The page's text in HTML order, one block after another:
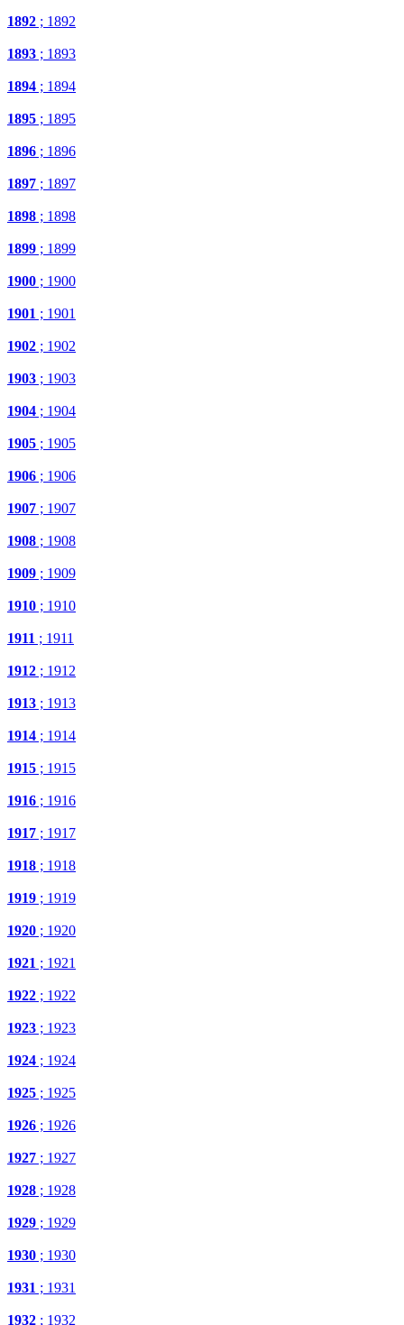
1892 ; 1892
1893 ; 1893
1894 ; 1894
1895 ; 1895
1896 ; 1896
1897 ; 1897
1898 ; 1898
1899 ; 1899
1900 ; 1900
1901 ; 1901
1902 ; 1902
1903 ; 1903
1904 ; 1904
1905 ; 1905
1906 ; 1906
1907 ; 1907
1908 ; 1908
1909 ; 1909
1910 ; 1910
1911 ; 1911
1912 ; 1912
1913 ; 1913
1914 ; 1914
1915 ; 1915
1916 ; 1916
1917 ; 1917
1918 ; 1918
1919 ; 1919
1920 ; 1920
1921 ; 1921
1922 ; 1922
1923 ; 1923
1924 ; 1924
1925 ; 1925
1926 ; 1926
1927 ; 1927
1928 ; 1928
1929 ; 1929
1930 ; 1930
1931 ; 1931
1932 ; 1932